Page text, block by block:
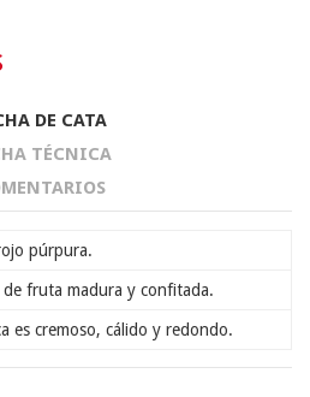
DE CATA
TÉCNICA
púrpura.
de fruta madura y confitada.
es cremoso, cálido y redondo.